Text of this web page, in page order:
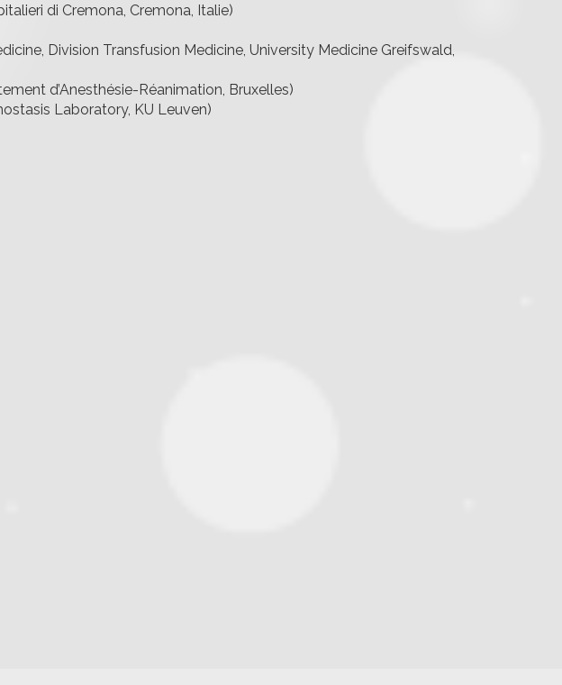
di Cremona, Cremona, Italie)
Division Transfusion Medicine, University Medicine Greifswald,
d’Anesthésie-Réanimation, Bruxelles)
Laboratory, KU Leuven)